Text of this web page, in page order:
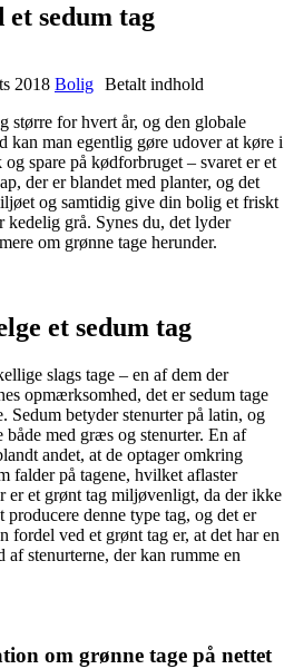
sedum tag
2018 Bolig
større for hvert år, og den globale
kan man egentlig gøre udover at køre i
spare på kødforbruget – svaret er et
der er blandet med planter, og det
og samtidig give din bolig et friskt
kedelig grå. Synes du, det lyder
om grønne tage herunder.
et sedum tag
slags tage – en af dem der
opmærksomhed, det er sedum tage
Sedum betyder stenurter på latin, og
både med græs og stenurter. En af
andet, at de optager omkring
falder på tagene, hvilket aflaster
er et grønt tag miljøvenligt, da der ikke
producere denne type tag, og det er
fordel ved et grønt tag er, at det har en
af stenurterne, der kan rumme en
om grønne tage på nettet